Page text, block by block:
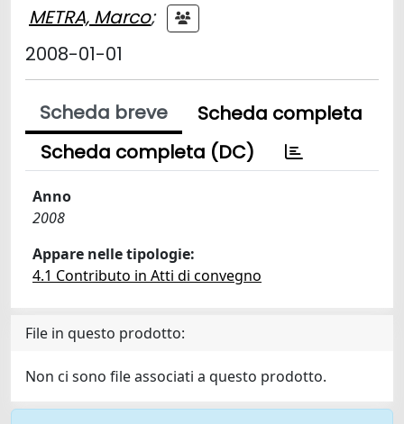
METRA, Marco;
2008-01-01
Scheda breve
Scheda completa
Scheda completa (DC)
Anno
2008
Appare nelle tipologie:
4.1 Contributo in Atti di convegno
File in questo prodotto:
Non ci sono file associati a questo prodotto.